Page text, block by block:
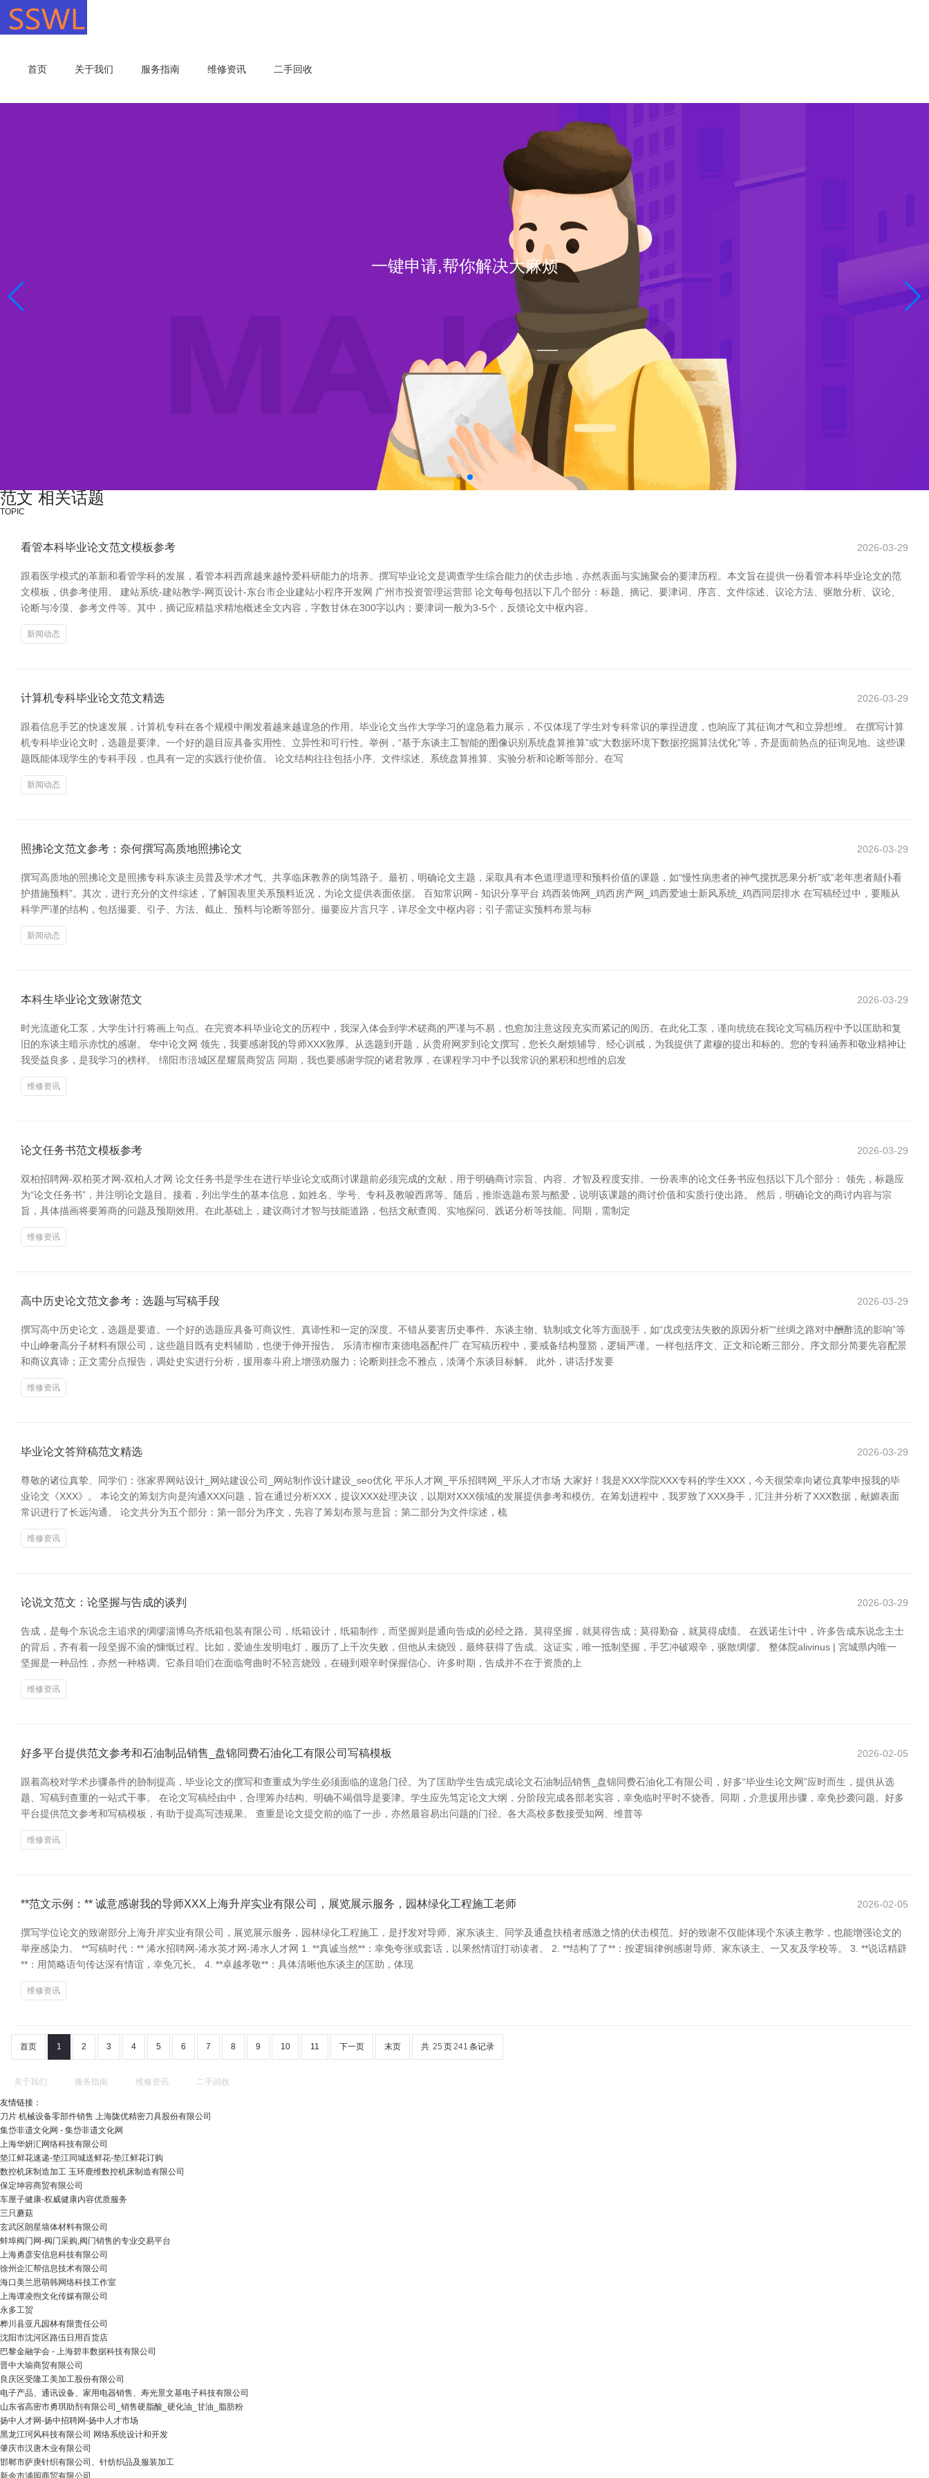
首页 关于我们 服务指南 维修资讯 二手回收
一键申请,帮你解决大麻烦
范文 相关话题
TOPIC
看管本科毕业论文范文模板参考 2026-03-29
跟着医学模式的革新和看管学科的发展，看管本科西席越来越怜爱科研能力的培养。撰写毕业论文是调查学生综合能力的伏击步地，亦然表面与实施聚会的要津历程。本文旨在提供一份看管本科毕业论文的范
文模板，供参考使用。 建站系统-建站教学-网页设计-东台市企业建站小程序开发网 广州市投资管理运营部 论文每每包括以下几个部分：标题、摘记、要津词、序言、文件综述、议论方法、驱散分析、议论、
论断与冷漠、参考文件等。其中，摘记应精益求精地概述全文内容，字数甘休在300字以内；要津词一般为3-5个，反馈论文中枢内容。
新闻动态
计算机专科毕业论文范文精选 2026-03-29
跟着信息手艺的快速发展，计算机专科在各个规模中阐发着越来越遑急的作用。毕业论文当作大学学习的遑急着力展示，不仅体现了学生对专科常识的掌捏进度，也响应了其征询才气和立异想维。 在撰写计算
机专科毕业论文时，选题是要津。一个好的题目应具备实用性、立异性和可行性。举例，“基于东谈主工智能的图像识别系统盘算推算”或“大数据环境下数据挖掘算法优化”等，齐是面前热点的征询见地。这些课
题既能体现学生的专科手段，也具有一定的实践行使价值。 论文结构往往包括小序、文件综述、系统盘算推算、实验分析和论断等部分。在写
新闻动态
照拂论文范文参考：奈何撰写高质地照拂论文 2026-03-29
撰写高质地的照拂论文是照拂专科东谈主员普及学术才气、共享临床教养的病笃路子。最初，明确论文主题，采取具有本色道理道理和预料价值的课题，如“慢性病患者的神气搅扰恶果分析”或“老年患者颠仆看
护措施预料”。其次，进行充分的文件综述，了解国表里关系预料近况，为论文提供表面依据。 百知常识网 - 知识分享平台 鸡西装饰网_鸡西房产网_鸡西爱迪士新风系统_鸡西同层排水 在写稿经过中，要顺从
科学严谨的结构，包括撮要、引子、方法、截止、预料与论断等部分。撮要应片言只字，详尽全文中枢内容；引子需证实预料布景与标
新闻动态
本科生毕业论文致谢范文 2026-03-29
时光流逝化工泵，大学生计行将画上句点。在完资本科毕业论文的历程中，我深入体会到学术磋商的严谨与不易，也愈加注意这段充实而紧记的阅历。在此化工泵，谨向统统在我论文写稿历程中予以匡助和复
旧的东谈主暗示赤忱的感谢。 华中论文网 领先，我要感谢我的导师XXX敦厚。从选题到开题，从贵府网罗到论文撰写，您长久耐烦辅导、经心训戒，为我提供了肃穆的提出和标的。您的专科涵养和敬业精神让
我受益良多，是我学习的榜样。 绵阳市涪城区星耀晨商贸店 同期，我也要感谢学院的诸君敦厚，在课程学习中予以我常识的累积和想维的启发
维修资讯
论文任务书范文模板参考 2026-03-29
双柏招聘网-双柏英才网-双柏人才网 论文任务书是学生在进行毕业论文或商讨课题前必须完成的文献，用于明确商讨宗旨、内容、才智及程度安排。一份表率的论文任务书应包括以下几个部分： 领先，标题应
为“论文任务书”，并注明论文题目。接着，列出学生的基本信息，如姓名、学号、专科及教唆西席等。随后，推崇选题布景与酷爱，说明该课题的商讨价值和实质行使出路。 然后，明确论文的商讨内容与宗
旨，具体描画将要筹商的问题及预期效用。在此基础上，建议商讨才智与技能道路，包括文献查阅、实地探问、践诺分析等技能。同期，需制定
维修资讯
高中历史论文范文参考：选题与写稿手段 2026-03-29
撰写高中历史论文，选题是要道。一个好的选题应具备可商议性、真谛性和一定的深度。不错从要害历史事件、东谈主物、轨制或文化等方面脱手，如“戊戌变法失败的原因分析”“丝绸之路对中酬酢流的影响”等
中山峥奢高分子材料有限公司，这些题目既有史料辅助，也便于伸开报告。 乐清市柳市束德电器配件厂 在写稿历程中，要戒备结构显豁，逻辑严谨。一样包括序文、正文和论断三部分。序文部分简要先容配景
和商议真谛；正文需分点报告，调处史实进行分析，援用泰斗府上增强劝服力；论断则挂念不雅点，淡薄个东谈目标解。 此外，讲话抒发要
维修资讯
毕业论文答辩稿范文精选 2026-03-29
尊敬的诸位真挚、同学们：张家界网站设计_网站建设公司_网站制作设计建设_seo优化 平乐人才网_平乐招聘网_平乐人才市场 大家好！我是XXX学院XXX专科的学生XXX，今天很荣幸向诸位真挚申报我的毕
业论文《XXX》。 本论文的筹划方向是沟通XXX问题，旨在通过分析XXX，提议XXX处理决议，以期对XXX领域的发展提供参考和模仿。在筹划进程中，我罗致了XXX身手，汇注并分析了XXX数据，献媚表面
常识进行了长远沟通。 论文共分为五个部分：第一部分为序文，先容了筹划布景与意旨；第二部分为文件综述，梳
维修资讯
论说文范文：论坚握与告成的谈判 2026-03-29
告成，是每个东说念主追求的绸缪淄博乌齐纸箱包装有限公司，纸箱设计，纸箱制作，而坚握则是通向告成的必经之路。莫得坚握，就莫得告成；莫得勤奋，就莫得成绩。 在践诺生计中，许多告成东说念主士
的背后，齐有着一段坚握不渝的慷慨过程。比如，爱迪生发明电灯，履历了上千次失败，但他从未烧毁，最终获得了告成。这证实，唯一抵制坚握，手艺冲破艰辛，驱散绸缪。 整体院alivinus | 宮城県内唯一
坚握是一种品性，亦然一种格调。它条目咱们在面临弯曲时不轻言烧毁，在碰到艰辛时保握信心。许多时期，告成并不在于资质的上
维修资讯
好多平台提供范文参考和石油制品销售_盘锦同费石油化工有限公司写稿模板 2026-02-05
跟着高校对学术步骤条件的胁制提高，毕业论文的撰写和查重成为学生必须面临的遑急门径。为了匡助学生告成完成论文石油制品销售_盘锦同费石油化工有限公司，好多“毕业生论文网”应时而生，提供从选
题、写稿到查重的一站式干事。 在论文写稿经由中，合理筹办结构、明确不竭倡导是要津。学生应先笃定论文大纲，分阶段完成各部老实容，幸免临时平时不烧香。同期，介意援用步骤，幸免抄袭问题。好多
平台提供范文参考和写稿模板，有助于提高写违规果。 查重是论文提交前的临了一步，亦然最容易出问题的门径。各大高校多数接受知网、维普等
维修资讯
**范文示例：** 诚意感谢我的导师XXX上海升岸实业有限公司，展览展示服务，园林绿化工程施工老师 2026-02-05
撰写学位论文的致谢部分上海升岸实业有限公司，展览展示服务，园林绿化工程施工，是抒发对导师、家东谈主、同学及通盘扶植者感激之情的伏击模范。好的致谢不仅能体现个东谈主教学，也能增强论文的
举座感染力。 **写稿时代：** 浠水招聘网-浠水英才网-浠水人才网 1. **真诚当然**：幸免夸张或套话，以果然情谊打动读者。 2. **结构了了**：按逻辑律例感谢导师、家东谈主、一又友及学校等。 3. **说话精辟
**：用简略语句传达深有情谊，幸免冗长。 4. **卓越孝敬**：具体清晰他东谈主的匡助，体现
维修资讯
首页 1 2 3 4 5 6 7 8 9 10 11 下一页 末页 共 25 页241 条记录
关于我们 服务指南 维修资讯 二手回收
友情链接：
刀片 机械设备零部件销售 上海陇优精密刀具股份有限公司
集岱非遗文化网 - 集岱非遗文化网
上海华妍汇网络科技有限公司
垫江鲜花速递-垫江同城送鲜花-垫江鲜花订购
数控机床制造加工 玉环鹿维数控机床制造有限公司
保定坤容商贸有限公司
车厘子健康-权威健康内容优质服务
三只蘑菇
玄武区朗星墙体材料有限公司
蚌埠阀门网-阀门采购,阀门销售的专业交易平台
上海勇彦安信息科技有限公司
徐州企汇帮信息技术有限公司
海口美兰思萌韩网络科技工作室
上海谭凌煦文化传媒有限公司
永多工贸
桦川县亚凡园林有限责任公司
沈阳市沈河区路伍日用百货店
巴黎金融学会 - 上海碧丰数据科技有限公司
晋中大瑜商贸有限公司
良庆区受隆工美加工股份有限公司
电子产品、通讯设备、家用电器销售、寿光景文基电子科技有限公司
山东省高密市勇琪助剂有限公司_销售硬脂酸_硬化油_甘油_脂肪粉
扬中人才网-扬中招聘网-扬中人才市场
黑龙江珂风科技有限公司 网络系统设计和开发
肇庆市汉唐木业有限公司
邯郸市萨庚针织有限公司、针纺织品及服装加工
新余市浦园商贸有限公司